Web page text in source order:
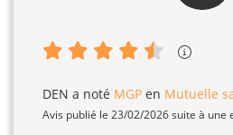
DEN a noté MGP en Mutuelle
Avis publié le 23/02/2026 suite à une